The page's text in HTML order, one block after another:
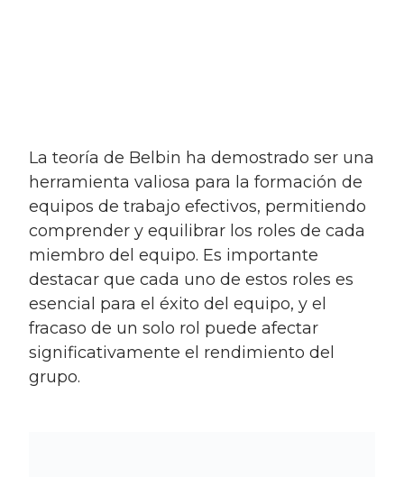
La teoría de Belbin ha demostrado ser una
herramienta valiosa para la formación de
equipos de trabajo efectivos, permitiendo
comprender y equilibrar los roles de cada
miembro del equipo. Es importante
destacar que cada uno de estos roles es
esencial para el éxito del equipo, y el
fracaso de un solo rol puede afectar
significativamente el rendimiento del
grupo.